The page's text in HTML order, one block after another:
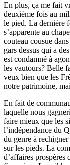
En plus, ça me fait
deuxième fois au
le pied. La dernière
s’apparente au
couteau cousue
gars dessus qui a
est condamné à
les vautours? Belle
veux bien que les
notre patrimoine,
En fait de
laquelle nous
faire mieux que les
l’indépendance du
du genre à
sur les pieds. La
d’affaires prospères